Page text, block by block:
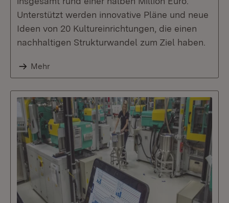
Unterstützt werden innovative Pläne und neue
Ideen von 20 Kultureinrichtungen, die einen
nachhaltigen Strukturwandel zum Ziel haben.
Mehr